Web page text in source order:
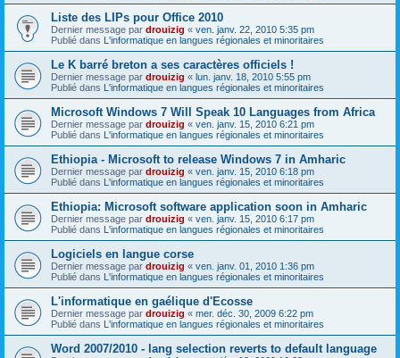
Liste des LIPs pour Office 2010
Dernier message par drouizig « ven. janv. 22, 2010 5:35 pm
Publié dans L'informatique en langues régionales et minoritaires
Le K barré breton a ses caractères officiels !
Dernier message par drouizig « lun. janv. 18, 2010 5:55 pm
Publié dans L'informatique en langues régionales et minoritaires
Microsoft Windows 7 Will Speak 10 Languages from Africa
Dernier message par drouizig « ven. janv. 15, 2010 6:21 pm
Publié dans L'informatique en langues régionales et minoritaires
Ethiopia - Microsoft to release Windows 7 in Amharic
Dernier message par drouizig « ven. janv. 15, 2010 6:18 pm
Publié dans L'informatique en langues régionales et minoritaires
Ethiopia: Microsoft software application soon in Amharic
Dernier message par drouizig « ven. janv. 15, 2010 6:17 pm
Publié dans L'informatique en langues régionales et minoritaires
Logiciels en langue corse
Dernier message par drouizig « ven. janv. 01, 2010 1:36 pm
Publié dans L'informatique en langues régionales et minoritaires
L'informatique en gaélique d'Ecosse
Dernier message par drouizig « mer. déc. 30, 2009 6:22 pm
Publié dans L'informatique en langues régionales et minoritaires
Word 2007/2010 - lang selection reverts to default language